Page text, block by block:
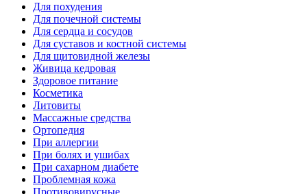
Для похудения
Для почечной системы
Для сердца и сосудов
Для суставов и костной системы
Для щитовидной железы
Живица кедровая
Здоровое питание
Косметика
Литовиты
Массажные средства
Ортопедия
При аллергии
При болях и ушибах
При сахарном диабете
Проблемная кожа